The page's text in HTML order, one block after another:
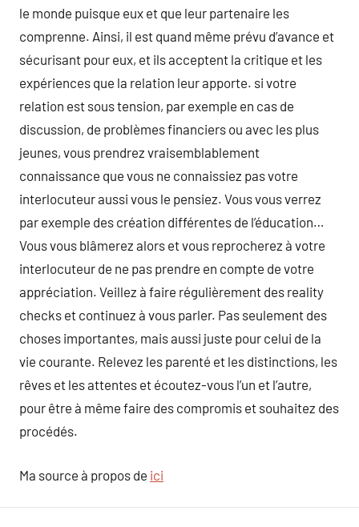
le monde puisque eux et que leur partenaire les
comprenne. Ainsi, il est quand même prévu d’avance et
sécurisant pour eux, et ils acceptent la critique et les
expériences que la relation leur apporte. si votre
relation est sous tension, par exemple en cas de
discussion, de problèmes financiers ou avec les plus
jeunes, vous prendrez vraisemblablement
connaissance que vous ne connaissiez pas votre
interlocuteur aussi vous le pensiez. Vous vous verrez
par exemple des création différentes de l’éducation…
Vous vous blâmerez alors et vous reprocherez à votre
interlocuteur de ne pas prendre en compte de votre
appréciation. Veillez à faire régulièrement des reality
checks et continuez à vous parler. Pas seulement des
choses importantes, mais aussi juste pour celui de la
vie courante. Relevez les parenté et les distinctions, les
rêves et les attentes et écoutez-vous l’un et l’autre,
pour être à même faire des compromis et souhaitez des
procédés.
Ma source à propos de ici